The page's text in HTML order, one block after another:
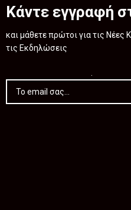
Κάντε εγγραφή
και μάθετε πρώτοι για τις
τις Εκδηλώσεις